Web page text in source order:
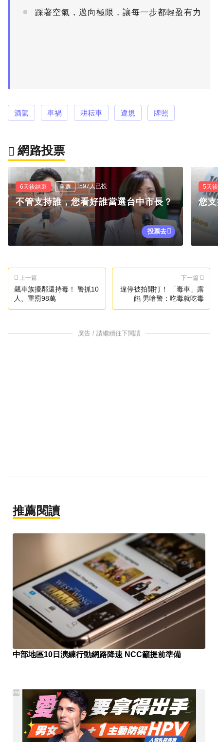
踩著空氣，邁向極限，讓每一步都輕盈有力
PR
酒駕 車禍 耕耘車 違規 牌照
網路投票
6天後結束 單選 597人已投
不管支持誰，您看好誰當選台中市長？
投票去
5天
您
上一篇
飆車族擾鄰還持毒！ 警抓10
人、重罰98萬
下一篇
違停被拍開打！ 「毒車」露
餡 男嗆警：吃毒就吃毒
廣告 / 請繼續往下閱讀
推薦閱讀
中部地區10日演練行動網路降速 NCC籲提前準備
PR